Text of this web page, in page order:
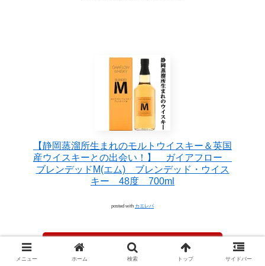
【静岡蒸溜所生まれのモルトウイスキー＆英国
産ウイスキーとの出会い！】 ガイアフロー
ブレンデッドM(エム) ブレンデッド・ウイス
キー 48度 700ml
posted with カエレバ
楽天市場
メニュー ホーム 検索 トップ サイドバー